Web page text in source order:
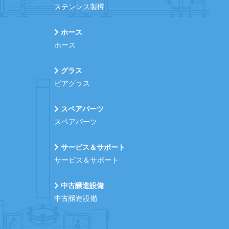
ステンレス製樽
ホース
ホース
グラス
ビアグラス
スペアパーツ
スペアパーツ
サービス＆サポート
サービス＆サポート
中古醸造設備
中古醸造設備